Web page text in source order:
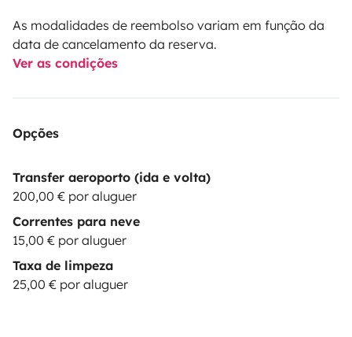
As modalidades de reembolso variam em função da
data de cancelamento da reserva.
Ver as condições
Opções
Transfer aeroporto (ida e volta)
200,00 € por aluguer
Correntes para neve
15,00 € por aluguer
Taxa de limpeza
25,00 € por aluguer